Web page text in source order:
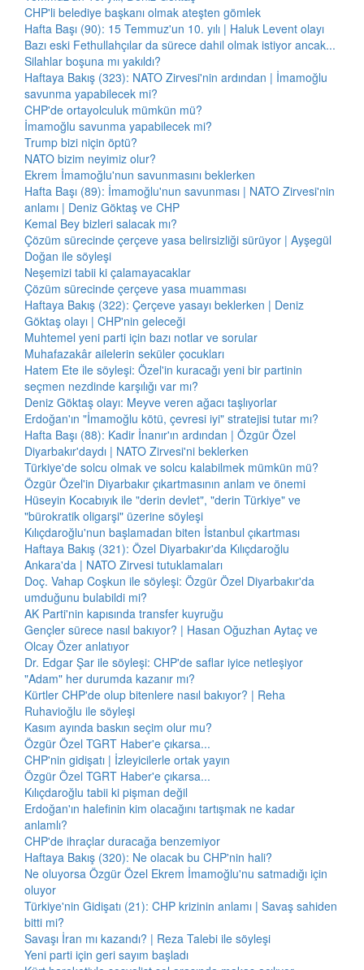
CHP'li belediye başkanı olmak ateşten gömlek
Hafta Başı (90): 15 Temmuz'un 10. yılı | Haluk Levent olayı
Bazı eski Fethullahçılar da sürece dahil olmak istiyor ancak...
Silahlar boşuna mı yakıldı?
Haftaya Bakış (323): NATO Zirvesi'nin ardından | İmamoğlu
savunma yapabilecek mi?
CHP'de ortayolculuk mümkün mü?
İmamoğlu savunma yapabilecek mi?
Trump bizi niçin öptü?
NATO bizim neyimiz olur?
Ekrem İmamoğlu'nun savunmasını beklerken
Hafta Başı (89): İmamoğlu'nun savunması | NATO Zirvesi'nin
anlamı | Deniz Göktaş ve CHP
Kemal Bey bizleri salacak mı?
Çözüm sürecinde çerçeve yasa belirsizliği sürüyor | Ayşegül
Doğan ile söyleşi
Neşemizi tabii ki çalamayacaklar
Çözüm sürecinde çerçeve yasa muamması
Haftaya Bakış (322): Çerçeve yasayı beklerken | Deniz
Göktaş olayı | CHP'nin geleceği
Muhtemel yeni parti için bazı notlar ve sorular
Muhafazakâr ailelerin seküler çocukları
Hatem Ete ile söyleşi: Özel'in kuracağı yeni bir partinin
seçmen nezdinde karşılığı var mı?
Deniz Göktaş olayı: Meyve veren ağacı taşlıyorlar
Erdoğan'ın "İmamoğlu kötü, çevresi iyi" stratejisi tutar mı?
Hafta Başı (88): Kadir İnanır'ın ardından | Özgür Özel
Diyarbakır'daydı | NATO Zirvesi'ni beklerken
Türkiye'de solcu olmak ve solcu kalabilmek mümkün mü?
Özgür Özel'in Diyarbakır çıkartmasının anlam ve önemi
Hüseyin Kocabıyık ile "derin devlet", "derin Türkiye" ve
"bürokratik oligarşi" üzerine söyleşi
Kılıçdaroğlu'nun başlamadan biten İstanbul çıkartması
Haftaya Bakış (321): Özel Diyarbakır'da Kılıçdaroğlu
Ankara'da | NATO Zirvesi tutuklamaları
Doç. Vahap Coşkun ile söyleşi: Özgür Özel Diyarbakır'da
umduğunu bulabildi mi?
AK Parti'nin kapısında transfer kuyruğu
Gençler sürece nasıl bakıyor? | Hasan Oğuzhan Aytaç ve
Olcay Özer anlatıyor
Dr. Edgar Şar ile söyleşi: CHP'de saflar iyice netleşiyor
"Adam" her durumda kazanır mı?
Kürtler CHP'de olup bitenlere nasıl bakıyor? | Reha
Ruhavioğlu ile söyleşi
Kasım ayında baskın seçim olur mu?
Özgür Özel TGRT Haber'e çıkarsa...
CHP'nin gidişatı | İzleyicilerle ortak yayın
Özgür Özel TGRT Haber'e çıkarsa...
Kılıçdaroğlu tabii ki pişman değil
Erdoğan'ın halefinin kim olacağını tartışmak ne kadar
anlamlı?
CHP'de ihraçlar duracağa benzemiyor
Haftaya Bakış (320): Ne olacak bu CHP'nin hali?
Ne oluyorsa Özgür Özel Ekrem İmamoğlu'nu satmadığı için
oluyor
Türkiye'nin Gidişatı (21): CHP krizinin anlamı | Savaş sahiden
bitti mi?
Savaşı İran mı kazandı? | Reza Talebi ile söyleşi
Yeni parti için geri sayım başladı